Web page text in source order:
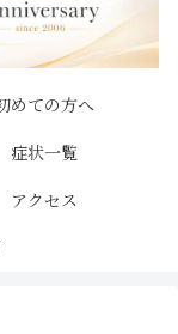
めての方へ
症状一覧
アクセス